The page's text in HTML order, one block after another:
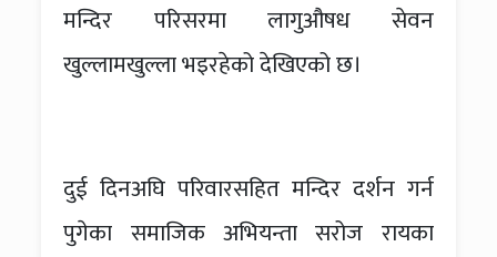
मन्दिर परिसरमा लागुऔषध सेवन
खुल्लामखुल्ला भइरहेको देखिएको छ।
दुई दिनअघि परिवारसहित मन्दिर दर्शन गर्न
पुगेका समाजिक अभियन्ता सरोज रायका